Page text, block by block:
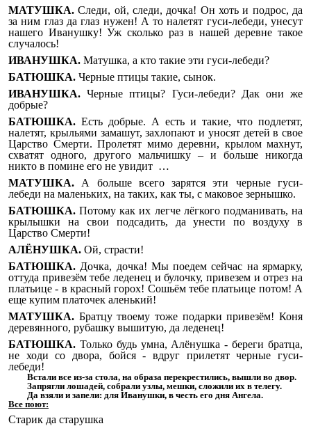
МАТУШКА.Следи, ой, следи, дочка! Он хоть и подрос, да
за ним глаз да глаз нужен! А то налетят гуси-лебеди, унесут
нашего Иванушку! Уж сколько раз в нашей деревне такое
случалось!
ИВАНУШКА. Матушка, а кто такие эти гуси-лебеди?
БАТЮШКА. Черные птицы такие, сынок.
ИВАНУШКА. Черные птицы? Гуси-лебеди? Дак они же
добрые?
БАТЮШКА. Есть добрые. А есть и такие, что подлетят,
налетят, крыльями замашут, захлопают и уносят детей в свое
Царство Смерти. Пролетят мимо деревни, крылом махнут,
схватят одного, другого мальчишку – и больше никогда
никто в помине его не увидит …
МАТУШКА. А больше всего зарятся эти черные гуси-
лебеди на маленьких, на таких, как ты, с маковое зернышко.
БАТЮШКА. Потому как их легче лёгкого подманивать, на
крылышки на свои подсадить, да унести по воздуху в
Царство Смерти!
АЛЁНУШКА. Ой, страсти!
БАТЮШКА. Дочка, дочка! Мы поедем сейчас на ярмарку,
оттуда привезём тебе леденец и булочку, привезем и отрез на
платьице - в красный горох! Сошьём тебе платьице потом! А
еще купим платочек аленький!
МАТУШКА. Братцу твоему тоже подарки привезём! Коня
деревянного, рубашку вышитую, да леденец!
БАТЮШКА. Только будь умна, Алёнушка - береги братца,
не ходи со двора, бойся - вдруг прилетят черные гуси-
лебеди!
Встали все из-за стола, на образа перекрестились, вышли во двор.
Запрягли лошадей, собрали узлы, мешки, сложили их в телегу.
Да взяли и запели: для Иванушки, в честь его дня Ангела.
Все поют:
Старик да старушка